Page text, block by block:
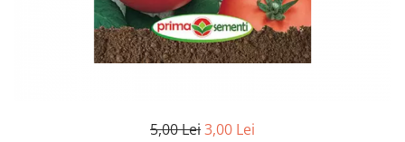
5,00 Lei3,00 Lei